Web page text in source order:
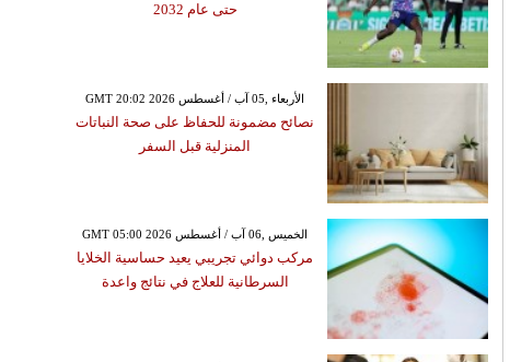
حتى عام 2032
GMT 20:02 2026 الأربعاء ,05 آب / أغسطس
نصائح مضمونة للحفاظ على صحة النباتات
المنزلية قبل السفر
GMT 05:00 2026 الخميس ,06 آب / أغسطس
مركب دوائي تجريبي يعيد حساسية الخلايا
السرطانية للعلاج في نتائج واعدة